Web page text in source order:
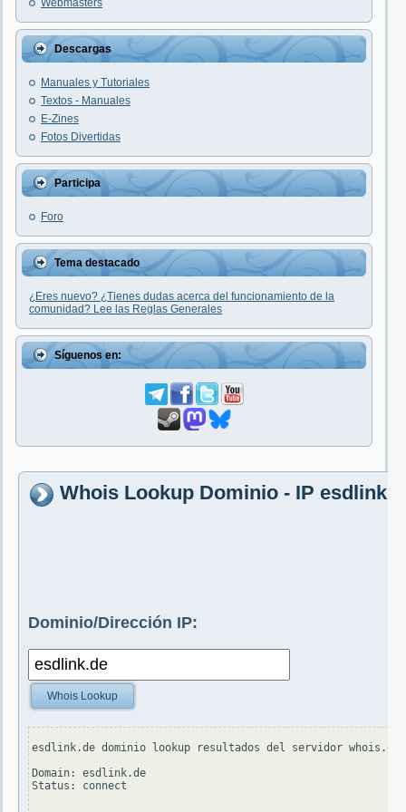
Webmasters
Descargas
Manuales y Tutoriales
Textos - Manuales
E-Zines
Fotos Divertidas
Participa
Foro
Tema destacado
¿Eres nuevo? ¿Tienes dudas acerca del funcionamiento de la
comunidad? Lee las Reglas Generales
Síguenos en:
Whois Lookup Dominio - IP
Dominio/Dirección IP:
Whois Lookup
esdlink.de dominio lookup resultados del servidor
Domain: esdlink.de
Status: connect